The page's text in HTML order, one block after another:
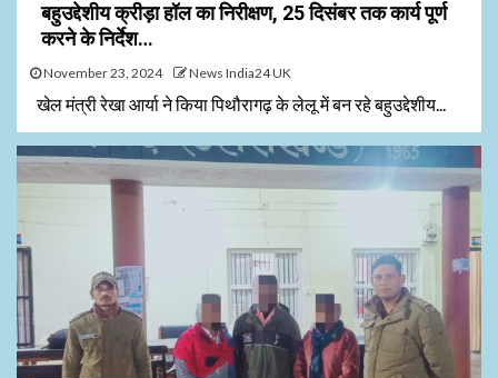
बहुउद्देशीय क्रीड़ा हॉल का निरीक्षण, 25 दिसंबर तक कार्य पूर्ण
करने के निर्देश…
November 23, 2024 News India24 UK
खेल मंत्री रेखा आर्या ने किया पिथौरागढ़ के लेलू में बन रहे बहुउद्देशीय...